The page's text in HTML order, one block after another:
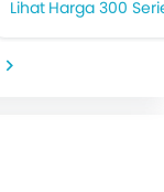
Harga 300